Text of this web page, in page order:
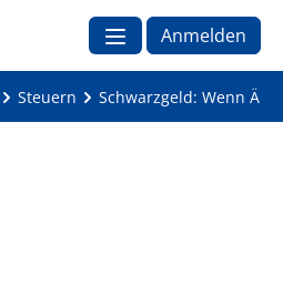
Anmelden
Steuern Schwarzgeld: Wenn